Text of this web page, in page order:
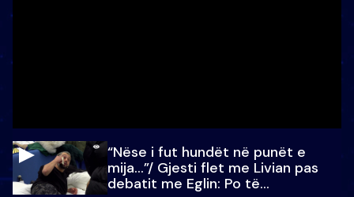
“Nëse i fut hundët në punët e
mija…”/ Gjesti flet me Livian pas
debatit me Eglin: Po të